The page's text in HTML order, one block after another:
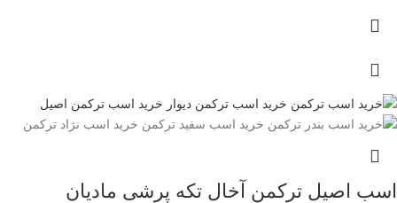
اسب اصیل ترکمن آخال تکه پرشی مادیان